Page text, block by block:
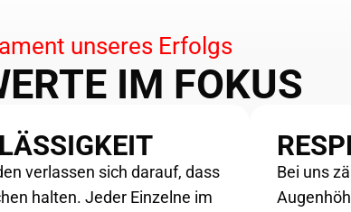
unseres Erfolgs
IM FOKUS
verlassen sich darauf, dass
halten. Jeder Einzelne im
Bei uns